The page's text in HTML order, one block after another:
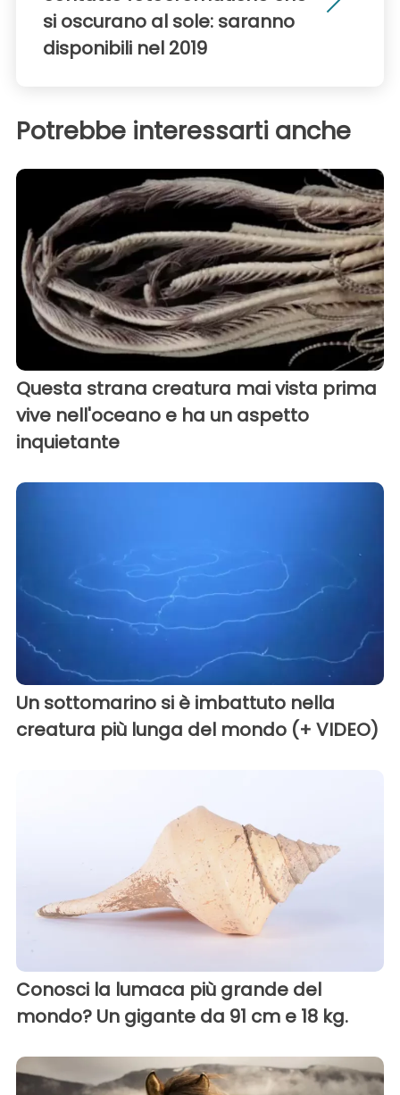
si oscurano al sole: saranno
disponibili nel 2019
Potrebbe interessarti anche
Questa strana creatura mai vista prima
vive nell'oceano e ha un aspetto
inquietante
Un sottomarino si è imbattuto nella
creatura più lunga del mondo (+ VIDEO)
Conosci la lumaca più grande del
mondo? Un gigante da 91 cm e 18 kg.